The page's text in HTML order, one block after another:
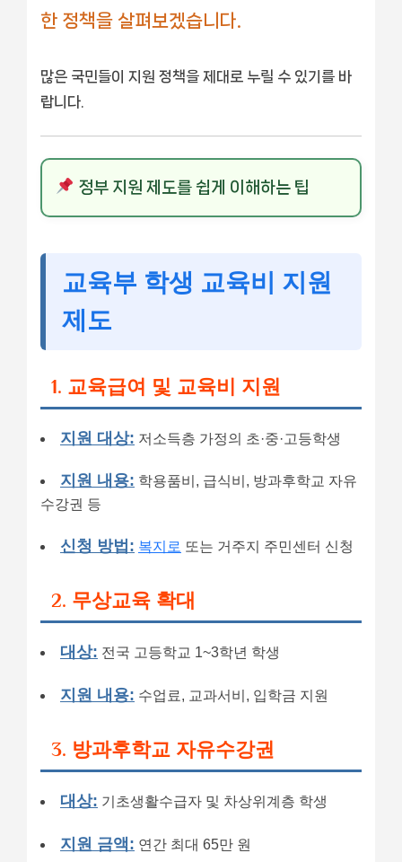
한 정책을 살펴보겠습니다.
많은 국민들이 지원 정책을 제대로 누릴 수 있기를 바
랍니다.
정부 지원 제도를 쉽게 이해하는 팁
교육부 학생 교육비 지원
제도
1. 교육급여 및 교육비 지원
지원 대상: 저소득층 가정의 초·중·고등학생
지원 내용: 학용품비, 급식비, 방과후학교 자유
수강권 등
신청 방법: 복지로 또는 거주지 주민센터 신청
2. 무상교육 확대
대상: 전국 고등학교 1~3학년 학생
지원 내용: 수업료, 교과서비, 입학금 지원
3. 방과후학교 자유수강권
대상: 기초생활수급자 및 차상위계층 학생
지원 금액: 연간 최대 65만 원